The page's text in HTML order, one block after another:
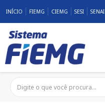
INÍCIO FIEMG CIEMG SESI SENAI